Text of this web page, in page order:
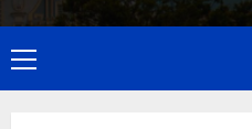
Menú
principal